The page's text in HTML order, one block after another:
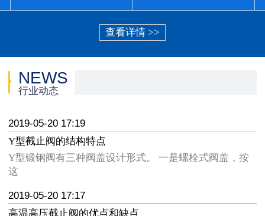
查看详情 >>
NEWS
行业动态
2019-05-20 17:19
Y型截止阀的结构特点
Y型锻钢阀有三种阀盖设计形式。 一是螺栓式阀盖，按
这
2019-05-20 17:17
高温高压截止阀的优点和缺点